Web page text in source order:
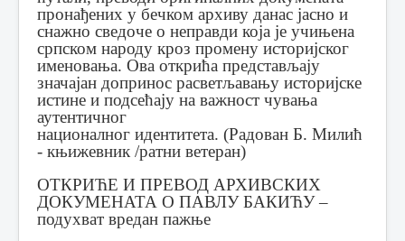
пронађених у бечком архиву данас јасно и
снажно сведоче о неправди која је учињена
српском народу кроз промену историјског
именовања. Ова открића представљају
значајан допринос расветљавању историјске
истине и подсећају на важност чувања
аутентичног
националног идентитета. (Радован Б. Милић
- књижевник /ратни ветеран)
ОТКРИЋЕ И ПРЕВОД АРХИВСКИХ
ДОКУМЕНАТА О ПАВЛУ БАКИЋУ –
подухват вредан пажње